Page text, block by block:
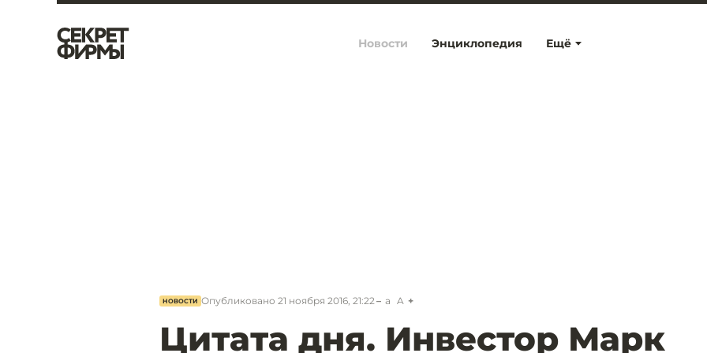
Ещё
Новости Энциклопедия
НОВОСТИ Опубликовано 21 ноября 2016, 21:22 a A
Цитата дня. Инвестор Марк